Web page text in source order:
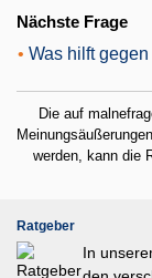
Nächste Frage
• Was hilft
Die auf
werden, kann die
Ratgeber
In